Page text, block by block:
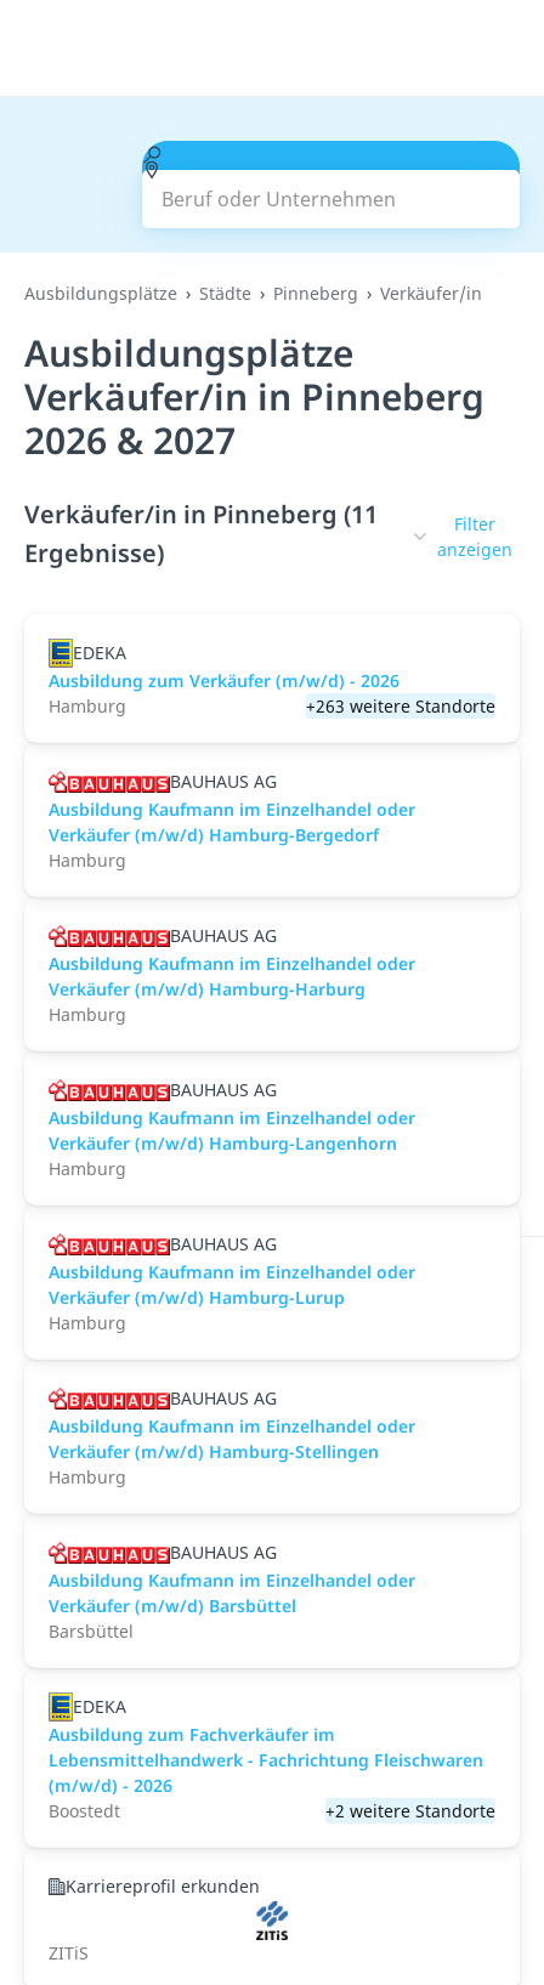
Beruf oder Unternehmen
Suchen
Ausbildungsplätze Städte Pinneberg Verkäufer/in
Ausbildungsplätze
Verkäufer/in in Pinneberg
2026 & 2027
Verkäufer/in in Pinneberg (11
Ergebnisse)
Filter
anzeigen
EDEKA
Ausbildung zum Verkäufer (m/w/d) - 2026
Hamburg
+263 weitere Standorte
BAUHAUS AG
Ausbildung Kaufmann im Einzelhandel oder
Verkäufer (m/w/d) Hamburg-Bergedorf
Hamburg
BAUHAUS AG
Ausbildung Kaufmann im Einzelhandel oder
Verkäufer (m/w/d) Hamburg-Harburg
Hamburg
BAUHAUS AG
Ausbildung Kaufmann im Einzelhandel oder
Verkäufer (m/w/d) Hamburg-Langenhorn
Hamburg
BAUHAUS AG
Ausbildung Kaufmann im Einzelhandel oder
Verkäufer (m/w/d) Hamburg-Lurup
Hamburg
BAUHAUS AG
Ausbildung Kaufmann im Einzelhandel oder
Verkäufer (m/w/d) Hamburg-Stellingen
Hamburg
BAUHAUS AG
Ausbildung Kaufmann im Einzelhandel oder
Verkäufer (m/w/d) Barsbüttel
Barsbüttel
EDEKA
Ausbildung zum Fachverkäufer im
Lebensmittelhandwerk - Fachrichtung Fleischwaren
(m/w/d) - 2026
Boostedt
+2 weitere Standorte
Karriereprofil erkunden
ZITiS